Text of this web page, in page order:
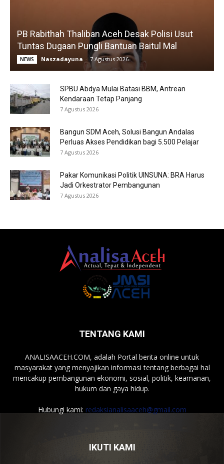
PB Rabithah Thaliban Aceh Desak Polisi Usut
Tuntas Dugaan Pungli Bantuan Baitul Mal
NEWS Naszadayuna - 7 Agustus 2026
SPBU Abdya Mulai Batasi BBM, Antrean
Kendaraan Tetap Panjang
7 Agustus 2026
Bangun SDM Aceh, Solusi Bangun Andalas
Perluas Akses Pendidikan bagi 5.500 Pelajar
7 Agustus 2026
Pakar Komunikasi Politik UINSUNA: BRA Harus
Jadi Orkestrator Pembangunan
7 Agustus 2026
TENTANG KAMI
ANALISAACEH.COM, adalah Portal berita online untuk
masyarakat yang menyajikan informasi tentang berbagai hal
mencakup pembangunan ekonomi, sosial, politik, keamanan,
hukum dan gaya hidup.
Hubungi kami: redaksianalisaaceh@gmail.com
IKUTI KAMI